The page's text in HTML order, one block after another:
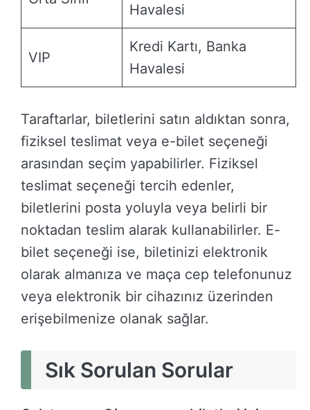
Havalesi
VIP
Kredi Kartı, Banka
Havalesi
Taraftarlar, biletlerini satın aldıktan sonra,
fiziksel teslimat veya e-bilet seçeneği
arasından seçim yapabilirler. Fiziksel
teslimat seçeneği tercih edenler,
biletlerini posta yoluyla veya belirli bir
noktadan teslim alarak kullanabilirler. E-
bilet seçeneği ise, biletinizi elektronik
olarak almanıza ve maça cep telefonunuz
veya elektronik bir cihazınız üzerinden
erişebilmenize olanak sağlar.
Sık Sorulan Sorular